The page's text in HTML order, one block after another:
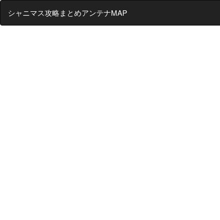
シャニマス攻略まとめアンテナMAP